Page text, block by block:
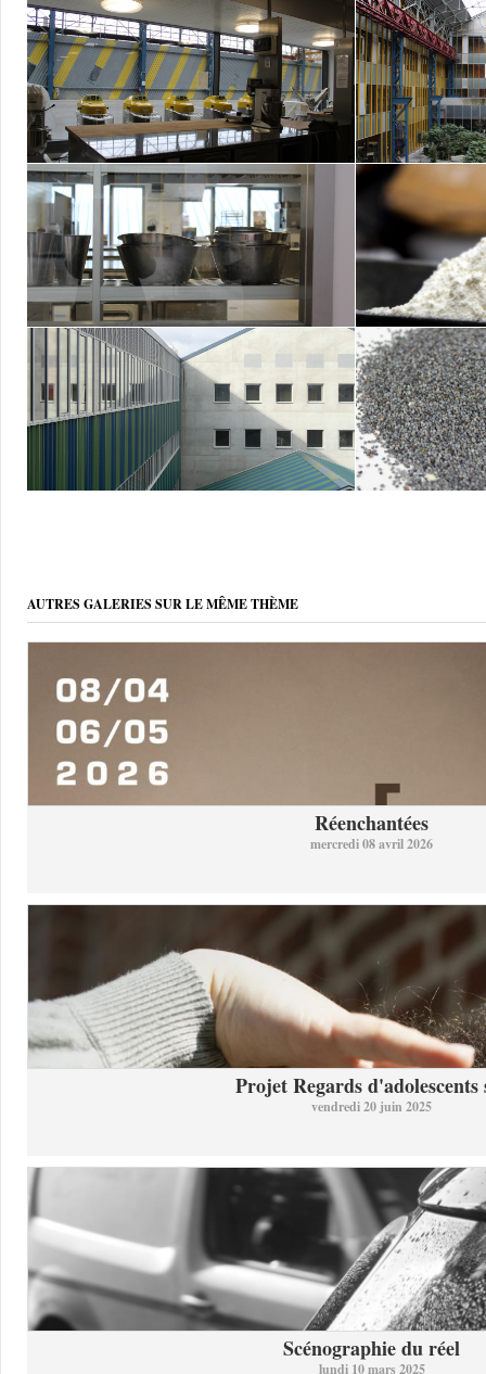
AUTRES GALERIES SUR LE MÊME THÈME
Réenchantées
mercredi 08 avril 2026
Projet Regards d'adolescents
vendredi 20 juin 2025
Scénographie du réel
lundi 10 mars 2025